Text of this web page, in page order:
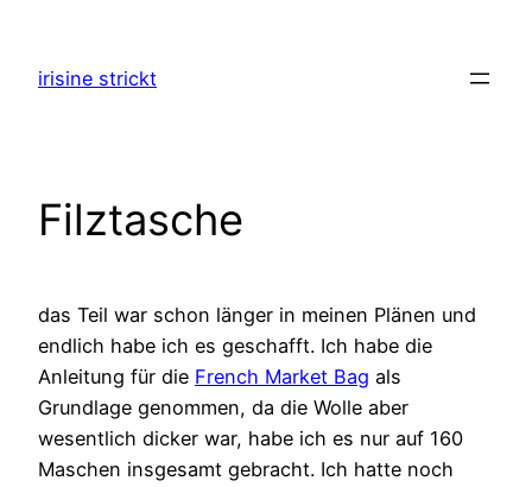
springen
irisine strickt
Filztasche
das Teil war schon länger in meinen Plänen und
endlich habe ich es geschafft. Ich habe die
Anleitung für die French Market Bag als
Grundlage genommen, da die Wolle aber
wesentlich dicker war, habe ich es nur auf 160
Maschen insgesamt gebracht. Ich hatte noch